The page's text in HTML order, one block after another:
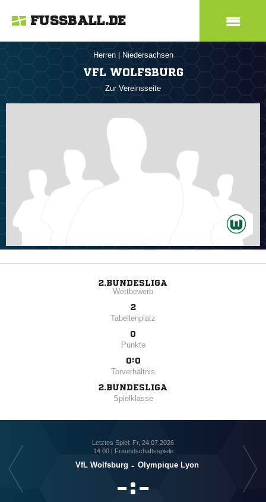
FUSSBALL.DE
Herren Niedersachsen
VFL WOLFSBURG
Zur Vereinsseite
2.BUNDESLIGA
Wettbewerb
2
Tabellenplatz
0
Punkte
0:0
Torverhältnis
2.BUNDESLIGA
Spielklasse
Letztes Spiel: Fr, 24.07.2026
14:00 | Freundschaftsspiele
VfL Wolfsburg - Olympique Lyon
: